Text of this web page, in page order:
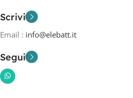
Scrivi
Email : info@elebatt.it
Segui